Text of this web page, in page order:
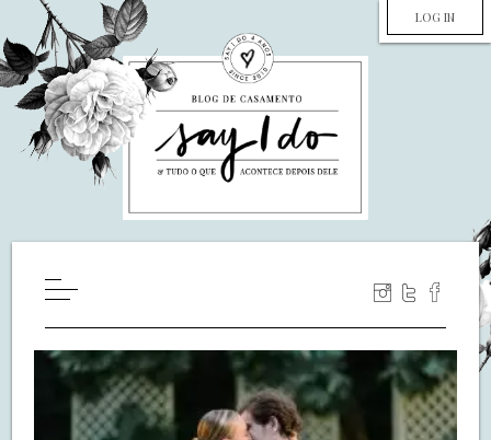
LOG IN
WILL YOU MARRY ME?
LUA DE MEL
COZINHA